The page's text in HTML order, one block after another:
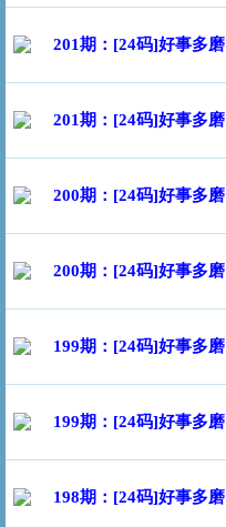
201期：[24码]好事多磨
201期：[24码]好事多磨
200期：[24码]好事多磨
200期：[24码]好事多磨
199期：[24码]好事多磨
199期：[24码]好事多磨
198期：[24码]好事多磨